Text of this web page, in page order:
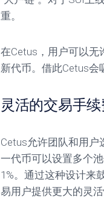
重。
在Cetus，用户可以无
新代币。借此Cetus会
灵活的交易手续
Cetus允许团队和用户
一代币可以设置多个
1%。通过这种设计来
易用户提供更大的灵